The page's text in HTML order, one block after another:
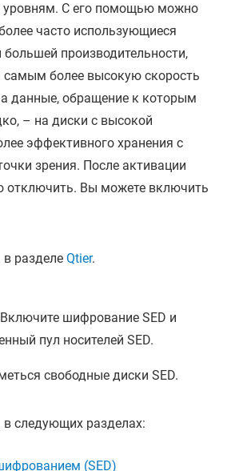
уровням. С его помощью можно
часто использующиеся
производительности,
самым более высокую скорость
а данные, обращение к которым
– на диски с высокой
эффективного хранения с
зрения. После активации
отключить. Вы можете включить
разделе Qtier.
Включите шифрование SED и
пул носителей SED.
свободные диски SED.
следующих разделах:
(SED)